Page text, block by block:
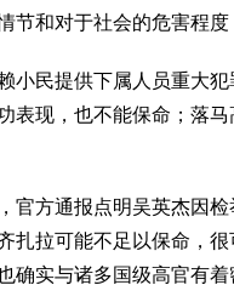
节和对于社会的危害程
民提供下属人员重大犯
表现，也不能保命；落
方通报点明吴英杰因检
扎拉可能不足以保命，
确实与诸多国级高官有着